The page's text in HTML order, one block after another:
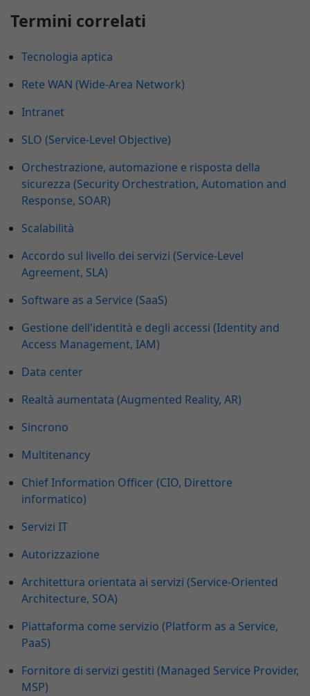
Termini correlati
Tecnologia aptica
Rete WAN (Wide-Area Network)
Intranet
SLO (Service-Level Objective)
Orchestrazione, automazione e risposta della
sicurezza (Security Orchestration, Automation and
Response, SOAR)
Scalabilità
Accordo sul livello dei servizi (Service-Level
Agreement, SLA)
Software as a Service (SaaS)
Gestione dell'identità e degli accessi (Identity and
Access Management, IAM)
Data center
Realtà aumentata (Augmented Reality, AR)
Sincrono
Multitenancy
Chief Information Officer (CIO, Direttore
informatico)
Servizi IT
Autorizzazione
Architettura orientata ai servizi (Service-Oriented
Architecture, SOA)
Piattaforma come servizio (Platform as a Service,
PaaS)
Fornitore di servizi gestiti (Managed Service Provider,
MSP)